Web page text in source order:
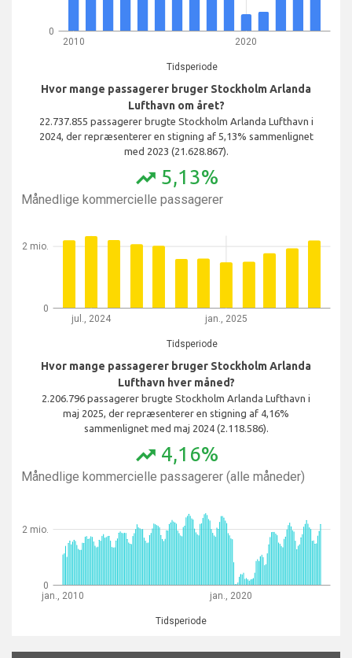
2010 2020
Tidsperiode
0
Hvor mange passagerer bruger Stockholm Arlanda
Lufthavn om året?
22.737.855 passagerer brugte Stockholm Arlanda Lufthavn i
2024, der repræsenterer en stigning af 5,13% sammenlignet
med 2023 (21.628.867).
trending_up 5,13%
Månedlige kommercielle passagerer
jul., 2024 jan., 2025
Tidsperiode
0
2 mio.
Hvor mange passagerer bruger Stockholm Arlanda
Lufthavn hver måned?
2.206.796 passagerer brugte Stockholm Arlanda Lufthavn i
maj 2025, der repræsenterer en stigning af 4,16%
sammenlignet med maj 2024 (2.118.586).
trending_up 4,16%
Månedlige kommercielle passagerer (alle måneder)
jan., 2010 jan., 2020
Tidsperiode
0
2 mio.